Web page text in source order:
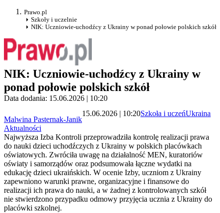
Prawo.pl
Szkoły i uczelnie
NIK: Uczniowie-uchodźcy z Ukrainy w ponad połowie polskich szkół
NIK: Uczniowie-uchodźcy z Ukrainy w
ponad połowie polskich szkół
Data dodania: 15.06.2026 | 10:20
Malwina Pasternak-Janik
15.06.2026 | 10:20Szkoła i uczeńUkraina
Aktualności
Najwyższa Izba Kontroli przeprowadziła kontrolę realizacji prawa
do nauki dzieci uchodźczych z Ukrainy w polskich placówkach
oświatowych. Zwróciła uwagę na działalność MEN, kuratoriów
oświaty i samorządów oraz podsumowała łączne wydatki na
edukację dzieci ukraińskich. W ocenie Izby, uczniom z Ukrainy
zapewniono warunki prawne, organizacyjne i finansowe do
realizacji ich prawa do nauki, a w żadnej z kontrolowanych szkół
nie stwierdzono przypadku odmowy przyjęcia ucznia z Ukrainy do
placówki szkolnej.